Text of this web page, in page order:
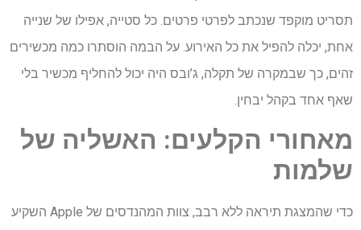
תסריט מוקפד שנכתב לפרטי פרטים. כל סטייה, אפילו של שנייה
אחת, יכלה להפיל את כל האירוע. על הבמה הוסתרו כמה מכשירים
זהים, כך שבמקרה של תקלה, ג’ובס היה יכול להחליף מכשיר בלי
שאף אחד בקהל יבחין.
מאחורי הקלעים: האשליה של
שלמות
כדי שהמצגת תיראה ללא רבב, צוות המהנדסים של Apple השקיע